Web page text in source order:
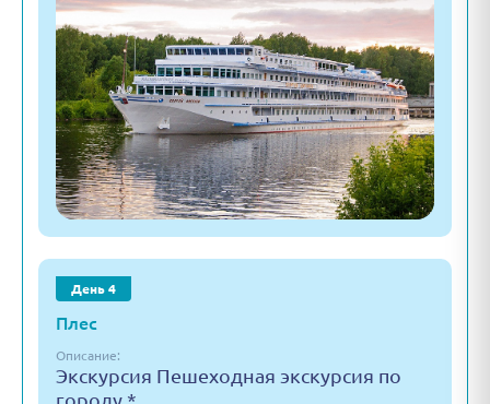
День 4
Плес
Описание:
Экскурсия Пешеходная экскурсия по
городу *.